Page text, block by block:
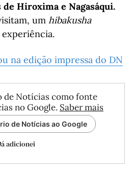
Hiroxima e Nagasáqui.
um hibakusha
na edição impressa do DN
de Notícias como fonte
no Google. Saber mais
de Notícias ao Google
adicionei